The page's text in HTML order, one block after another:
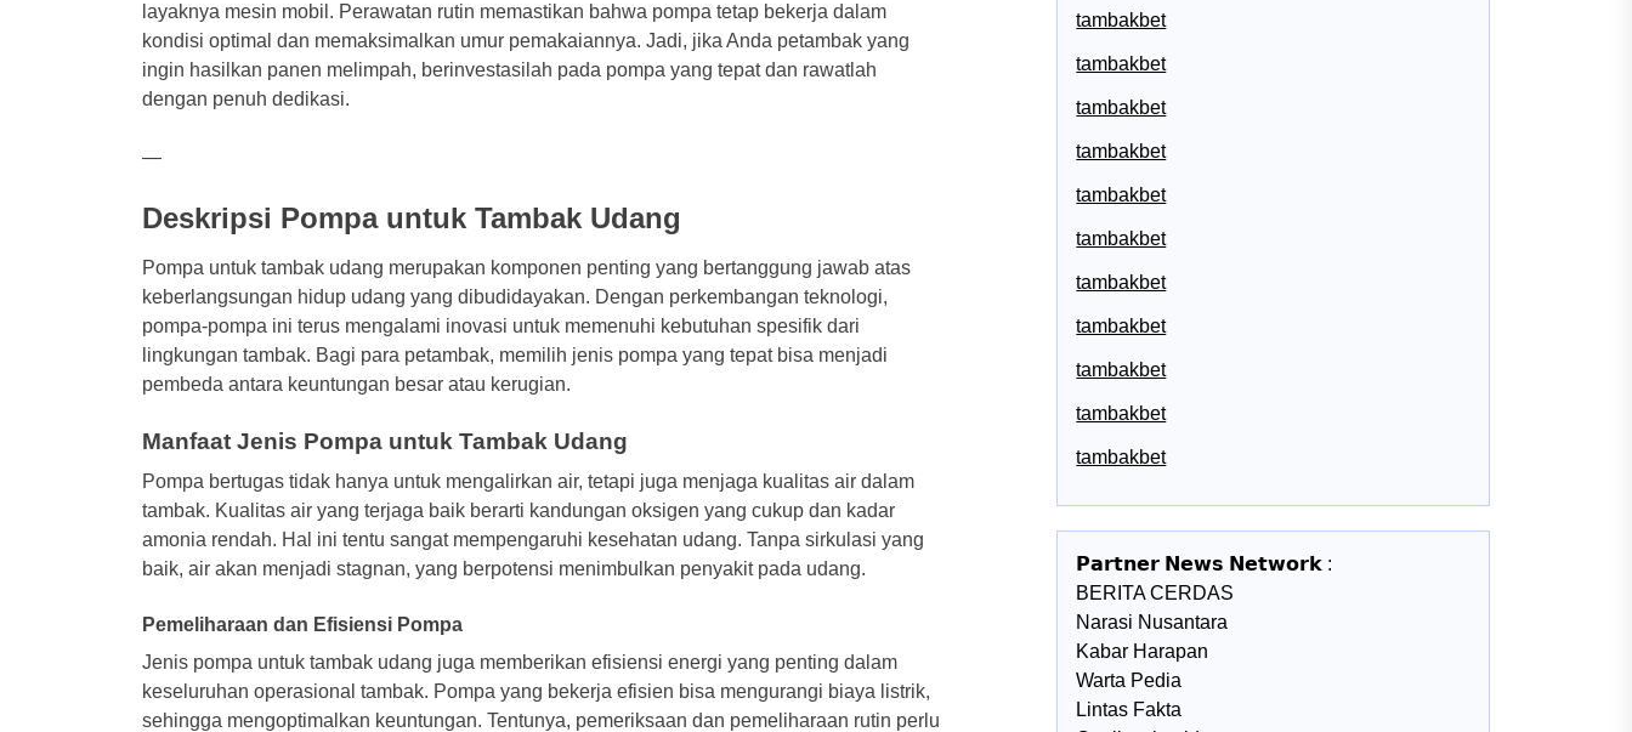
layaknya mesin mobil. Perawatan rutin memastikan bahwa pompa tetap bekerja dalam
kondisi optimal dan memaksimalkan umur pemakaiannya. Jadi, jika Anda petambak yang
ingin hasilkan panen melimpah, berinvestasilah pada pompa yang tepat dan rawatlah
dengan penuh dedikasi.
—
Deskripsi Pompa untuk Tambak Udang
Pompa untuk tambak udang merupakan komponen penting yang bertanggung jawab atas
keberlangsungan hidup udang yang dibudidayakan. Dengan perkembangan teknologi,
pompa-pompa ini terus mengalami inovasi untuk memenuhi kebutuhan spesifik dari
lingkungan tambak. Bagi para petambak, memilih jenis pompa yang tepat bisa menjadi
pembeda antara keuntungan besar atau kerugian.
Manfaat Jenis Pompa untuk Tambak Udang
Pompa bertugas tidak hanya untuk mengalirkan air, tetapi juga menjaga kualitas air dalam
tambak. Kualitas air yang terjaga baik berarti kandungan oksigen yang cukup dan kadar
amonia rendah. Hal ini tentu sangat mempengaruhi kesehatan udang. Tanpa sirkulasi yang
baik, air akan menjadi stagnan, yang berpotensi menimbulkan penyakit pada udang.
Pemeliharaan dan Efisiensi Pompa
Jenis pompa untuk tambak udang juga memberikan efisiensi energi yang penting dalam
keseluruhan operasional tambak. Pompa yang bekerja efisien bisa mengurangi biaya listrik,
sehingga mengoptimalkan keuntungan. Tentunya, pemeriksaan dan pemeliharaan rutin perlu
tambakbet
tambakbet
tambakbet
tambakbet
tambakbet
tambakbet
tambakbet
tambakbet
tambakbet
tambakbet
tambakbet
𝗣𝗮𝗿𝘁𝗻𝗲𝗿 𝗡𝗲𝘄𝘀 𝗡𝗲𝘁𝘄𝗼𝗿𝗸 :
BERITA CERDAS
Narasi Nusantara
Kabar Harapan
Warta Pedia
Lintas Fakta